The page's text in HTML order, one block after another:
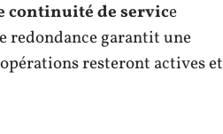
continuité de service
redondance garantit une
resteront actives et